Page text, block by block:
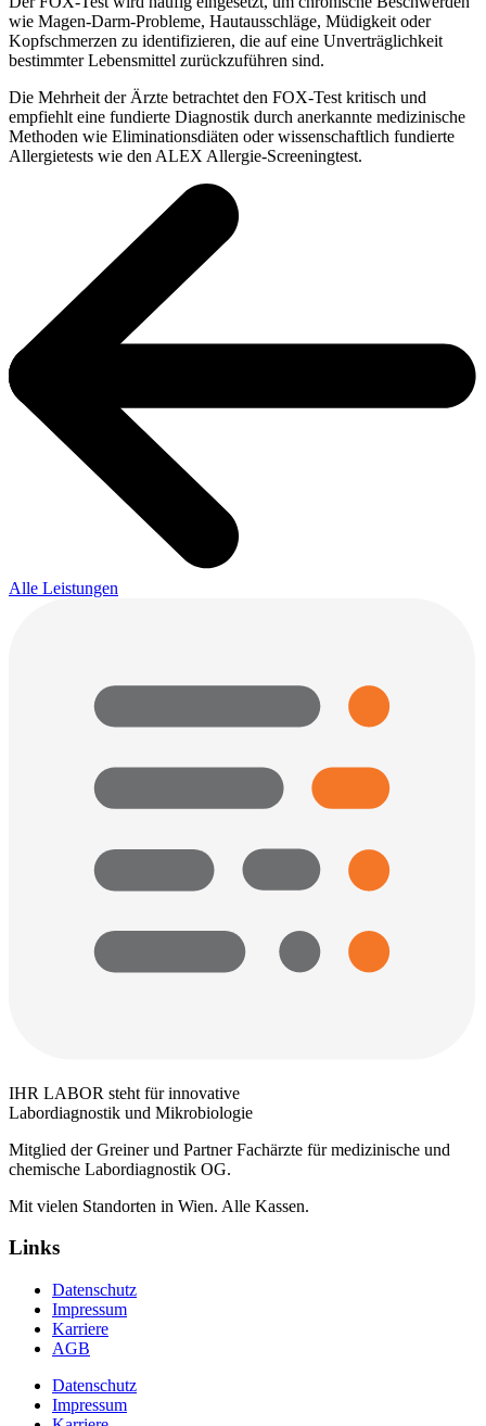
wie Magen-Darm-Probleme, Hautausschläge, Müdigkeit oder
Kopfschmerzen zu identifizieren, die auf eine Unverträglichkeit
bestimmter Lebensmittel zurückzuführen sind.
Die Mehrheit der Ärzte betrachtet den FOX-Test kritisch und
empfiehlt eine fundierte Diagnostik durch anerkannte medizinische
Methoden wie Eliminationsdiäten oder wissenschaftlich fundierte
Allergietests wie den ALEX Allergie-Screeningtest.
Alle Leistungen
IHR LABOR steht für innovative
Labordiagnostik und Mikrobiologie
Mitglied der Greiner und Partner Fachärzte für medizinische und
chemische Labordiagnostik OG.
Mit vielen Standorten in Wien. Alle Kassen.
Links
Datenschutz
Impressum
Karriere
AGB
Datenschutz
Impressum